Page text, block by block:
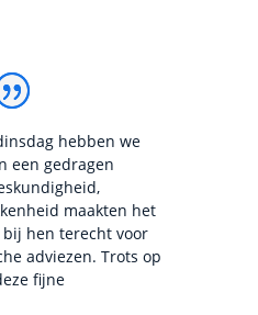
hebben we
een gedragen
maakten het
hen terecht voor
adviezen. Trots op
fijne